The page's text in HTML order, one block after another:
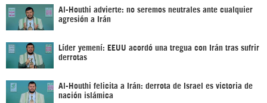
Al-Houthi advierte: no seremos neutrales ante cualquier
agresión a Irán
Líder yemení: EEUU acordó una tregua con Irán tras sufrir
derrotas
Al-Houthi felicita a Irán: derrota de Israel es victoria de
nación islámica